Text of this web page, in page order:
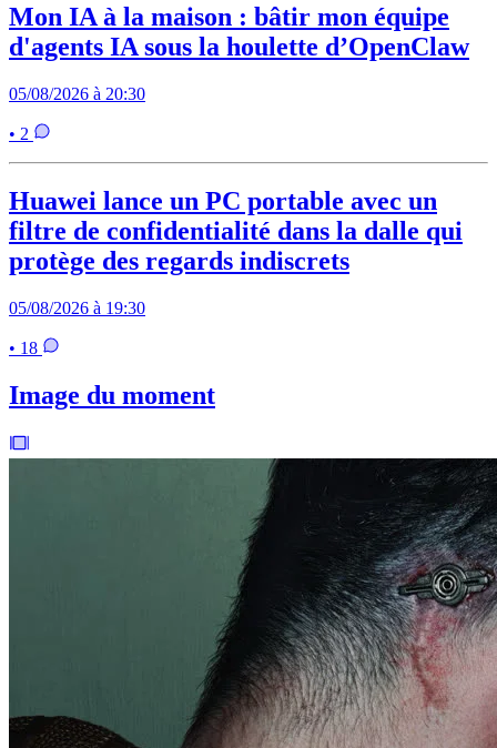
Mon IA à la maison : bâtir mon équipe
d'agents IA sous la houlette d’OpenClaw
05/08/2026 à 20:30
• 2
Huawei lance un PC portable avec un
filtre de confidentialité dans la dalle qui
protège des regards indiscrets
05/08/2026 à 19:30
• 18
Image du moment